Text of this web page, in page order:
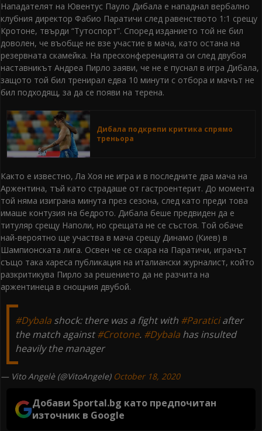
Нападателят на Ювентус Пауло Дибала е нападнал вербално
клубния директор Фабио Паратичи след равенството 1:1 срещу
Кротоне, твърди “Тутоспорт”. Според изданието той не бил
доволен, че въобще не взе участие в мача, като остана на
резервната скамейка. На пресконференцията си след двубоя
наставникът Андреа Пирло заяви, че не е пуснал в игра Дибала,
защото той бил тренирал едва 10 минути с отбора и мачът не
бил подходящ, за да се появи на терена.
Дибала подкрепи критика спрямо
треньора
Както е известно, Ла Хоя не игра и в последните два мача на
Аржентина, тъй като страдаше от гастроентерит. До момента
той няма изиграна минута през сезона, след като преди това
имаше контузия на бедрото. Дибала беше предвиден да е
титуляр срещу Наполи, но срещата не се състоя. Той обаче
най-вероятно ще участва в мача срещу Динамо (Киев) в
Шампионската лига. Освен че се скара на Паратичи, играчът
също така хареса публикация на италиански журналист, който
разкритикува Пирло за решението да не разчита на
аржентинеца в снощния двубой.
#Dybala shock: there was a fight with #Paraticiafter
the match against#Crotone. #Dybala has insulted
heavily the manager
— Vito Angelè (@VitoAngele) October 18, 2020
Добави Sportal.bg като предпочитан
източник в Google